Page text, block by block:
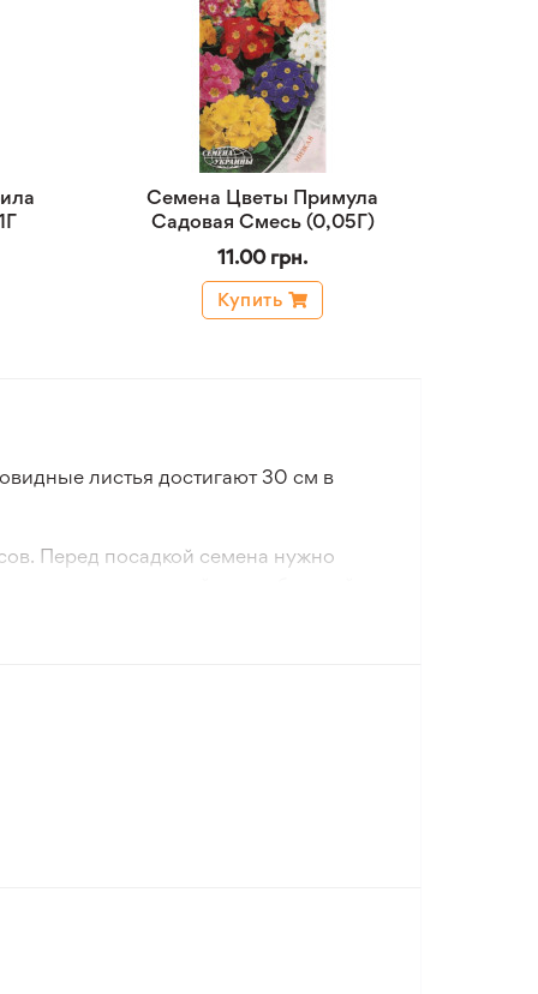
Семена Цветы Примула
Садовая Смесь (0,05Г)
11.00 грн.
Купить
листья достигают 30 см в
Перед посадкой семена нужно